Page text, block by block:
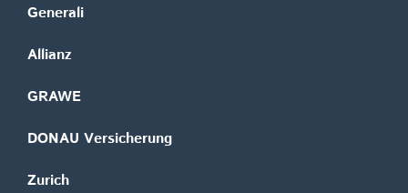
Generali
Allianz
GRAWE
DONAU Versicherung
Zurich